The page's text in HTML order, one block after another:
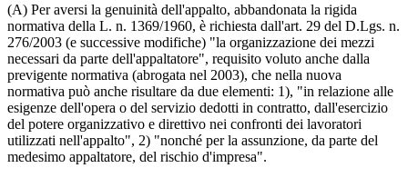
(A) Per aversi la genuinità dell'appalto, abbandonata la rigida
normativa della L. n. 1369/1960, è richiesta dall'art. 29 del D.Lgs. n.
276/2003 (e successive modifiche) "la organizzazione dei mezzi
necessari da parte dell'appaltatore", requisito voluto anche dalla
previgente normativa (abrogata nel 2003), che nella nuova
normativa può anche risultare da due elementi: 1), "in relazione alle
esigenze dell'opera o del servizio dedotti in contratto, dall'esercizio
del potere organizzativo e direttivo nei confronti dei lavoratori
utilizzati nell'appalto", 2) "nonché per la assunzione, da parte del
medesimo appaltatore, del rischio d'impresa".